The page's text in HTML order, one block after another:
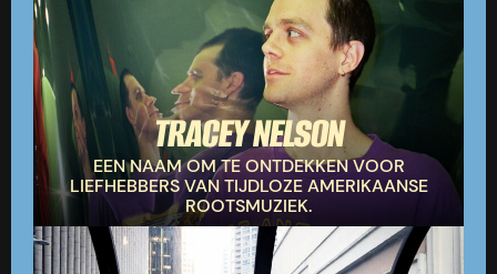
TRACEY NELSON
EEN NAAM OM TE ONTDEKKEN VOOR
LIEFHEBBERS VAN TIJDLOZE AMERIKAANSE
ROOTSMUZIEK.